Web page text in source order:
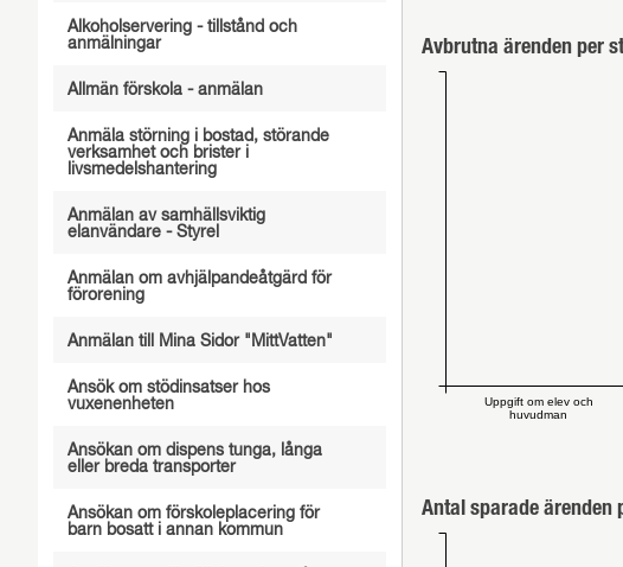
Alkoholservering - tillstånd och
anmälningar
Allmän förskola - anmälan
Anmäla störning i bostad, störande
verksamhet och brister i
livsmedelshantering
Anmälan av samhällsviktig
elanvändare - Styrel
Anmälan om avhjälpandeåtgärd för
förorening
Anmälan till Mina Sidor "MittVatten"
Ansök om stödinsatser hos
vuxenenheten
Ansökan om dispens tunga, långa
eller breda transporter
Ansökan om förskoleplacering för
barn bosatt i annan kommun
Avbrutna ärenden per
Uppgift om elev och
huvudman
Antal sparade ärenden